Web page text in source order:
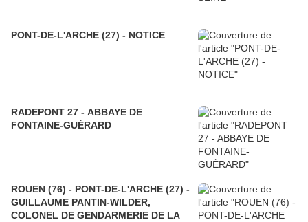
PONT-DE-L'ARCHE (27) - NOTICE
RADEPONT 27 - ABBAYE DE
FONTAINE-GUÉRARD
ROUEN (76) - PONT-DE-L'ARCHE (27) -
GUILLAUME PANTIN-WILDER,
COLONEL DE GENDARMERIE DE LA